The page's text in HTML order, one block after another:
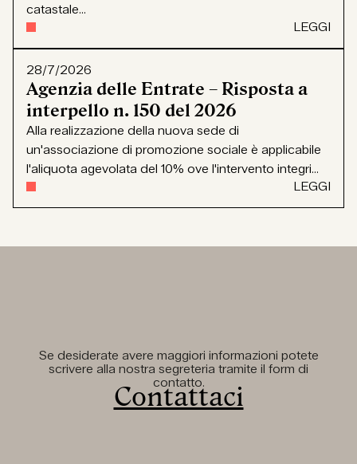
catastale...
LEGGI
28/7/2026
Agenzia delle Entrate – Risposta a
interpello n. 150 del 2026
Alla realizzazione della nuova sede di
un'associazione di promozione sociale è applicabile
l'aliquota agevolata del 10% ove l'intervento integri...
LEGGI
Se desiderate avere maggiori informazioni potete
scrivere alla nostra segreteria tramite il form di
contatto.
Contattaci